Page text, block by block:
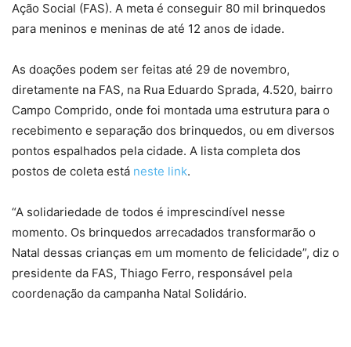
Ação Social (FAS). A meta é conseguir 80 mil brinquedos
para meninos e meninas de até 12 anos de idade.
As doações podem ser feitas até 29 de novembro,
diretamente na FAS, na Rua Eduardo Sprada, 4.520, bairro
Campo Comprido, onde foi montada uma estrutura para o
recebimento e separação dos brinquedos, ou em diversos
pontos espalhados pela cidade. A lista completa dos
postos de coleta está neste link.
“A solidariedade de todos é imprescindível nesse
momento. Os brinquedos arrecadados transformarão o
Natal dessas crianças em um momento de felicidade”, diz o
presidente da FAS, Thiago Ferro, responsável pela
coordenação da campanha Natal Solidário.